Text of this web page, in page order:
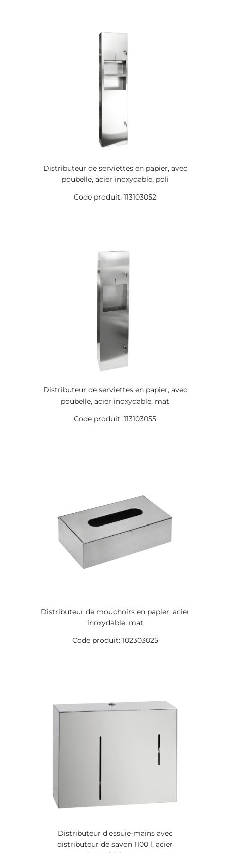
Distributeur de serviettes en papier, avec
poubelle, acier inoxydable, poli
Code produit: 113103052
Distributeur de serviettes en papier, avec
poubelle, acier inoxydable, mat
Code produit: 113103055
Distributeur de mouchoirs en papier, acier
inoxydable, mat
Code produit: 102303025
Distributeur d'essuie-mains avec
distributeur de savon 1100 l, acier